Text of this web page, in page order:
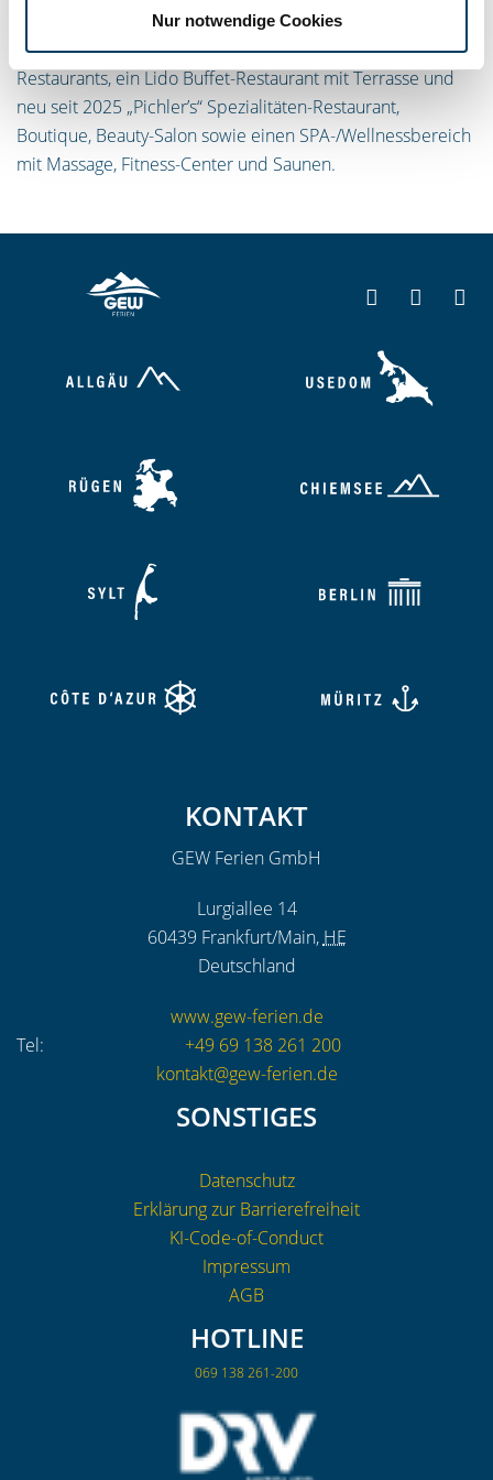
Nur notwendige Cookies
Lobby, eine Internet-Ecke, Bibliothek, Kartenspieltische,
Theater/Kino, eine Show-Lounge, zwei gleichwertige
Restaurants, ein Lido Buffet-Restaurant mit Terrasse und
neu seit 2025 „Pichler’s“ Spezialitäten-Restaurant,
Boutique, Beauty-Salon sowie einen SPA-/Wellnessbereich
mit Massage, Fitness-Center und Saunen.
KONTAKT
GEW Ferien GmbH
Lurgiallee 14
60439 Frankfurt/Main, HE
Deutschland
www.gew-ferien.de
Tel:
+49 69 138 261 200
kontakt@gew-ferien.de
SONSTIGES
Datenschutz
Erklärung zur Barrierefreiheit
KI-Code-of-Conduct
Impressum
AGB
HOTLINE
069 138 261-200